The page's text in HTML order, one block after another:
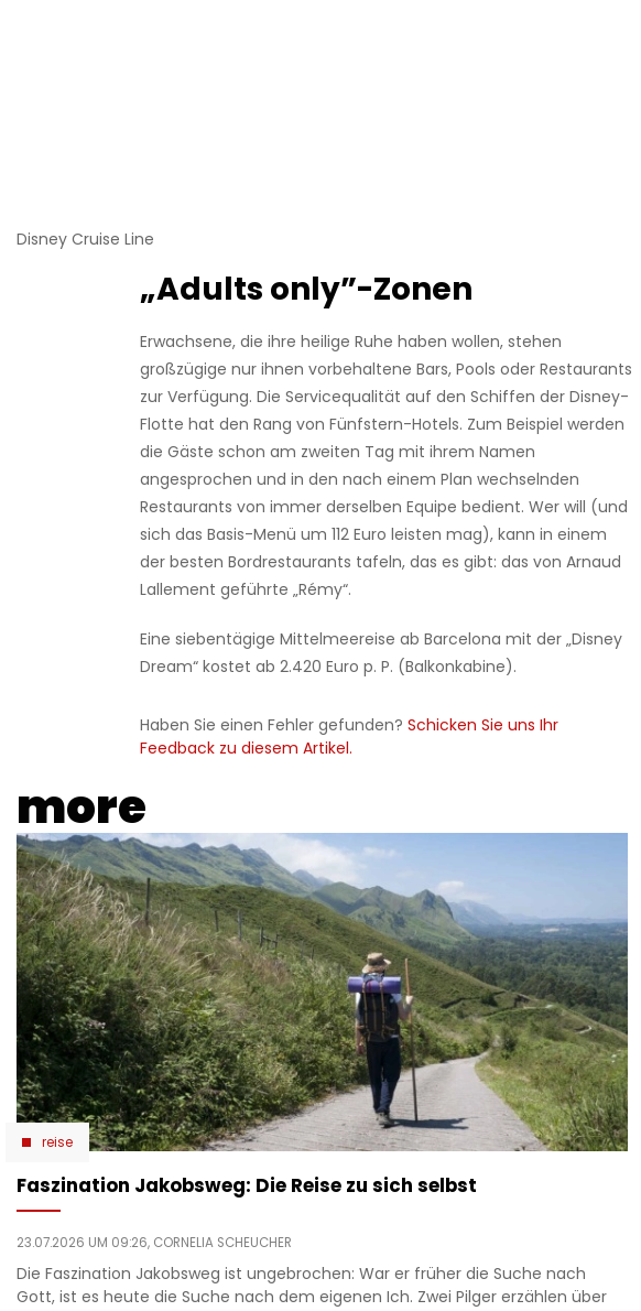
Disney Cruise Line
„Adults only”-Zonen
Erwachsene, die ihre heilige Ruhe haben wollen, stehen
großzügige nur ihnen vorbehaltene Bars, Pools oder Restaurants
zur Verfügung. Die Servicequalität auf den Schiffen der Disney-
Flotte hat den Rang von Fünfstern-Hotels. Zum Beispiel werden
die Gäste schon am zweiten Tag mit ihrem Namen
angesprochen und in den nach einem Plan wechselnden
Restaurants von immer derselben Equipe bedient. Wer will (und
sich das Basis-Menü um 112 Euro leisten mag), kann in einem
der besten Bordrestaurants tafeln, das es gibt: das von Arnaud
Lallement geführte „Rémy“.
Eine siebentägige Mittelmeereise ab Barcelona mit der „Disney
Dream“ kostet ab 2.420 Euro p. P. (Balkonkabine).
Haben Sie einen Fehler gefunden?Schicken Sie uns Ihr
Feedback zu diesem Artikel.
more
reise
Faszination Jakobsweg: Die Reise zu sich selbst
23.07.2026 UM 09:26, CORNELIA SCHEUCHER
Die Faszination Jakobsweg ist ungebrochen: War er früher die Suche nach
Gott, ist es heute die Suche nach dem eigenen Ich. Zwei Pilger erzählen über